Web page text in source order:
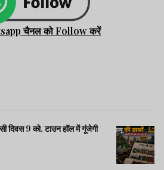
चैनल को Follow करें
दिवस 9 को, टाउन हॉल में गूंजेगी